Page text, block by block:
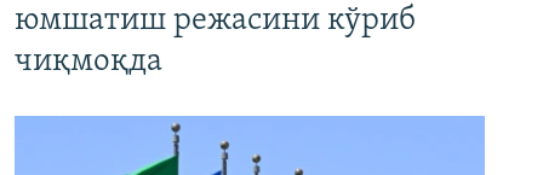
юмшатиш режасини кўриб
чиқмоқда